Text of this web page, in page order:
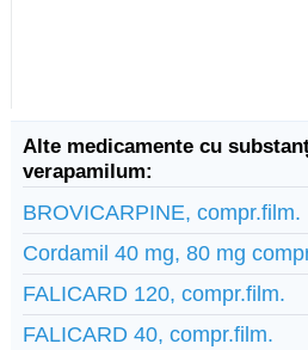
Alte medicamente cu
verapamilum:
BROVICARPINE, compr.film.
Cordamil 40 mg, 80 mg
FALICARD 120, compr.film.
FALICARD 40, compr.film.